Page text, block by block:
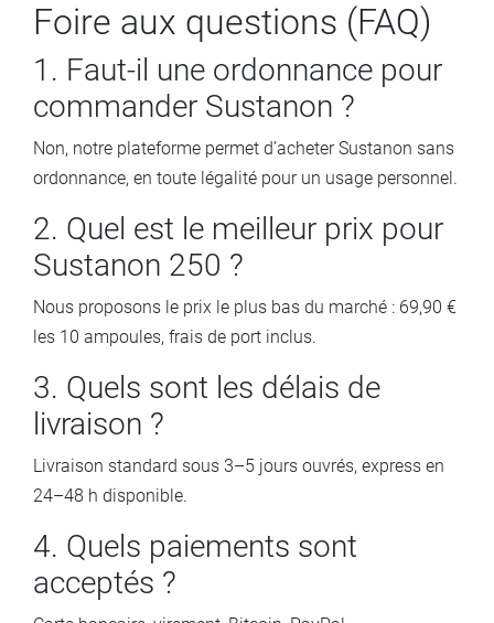
Foire aux questions (FAQ)
1. Faut-il une ordonnance pour
commander Sustanon ?
Non, notre plateforme permet d’acheter Sustanon sans
ordonnance, en toute légalité pour un usage personnel.
2. Quel est le meilleur prix pour
Sustanon 250 ?
Nous proposons le prix le plus bas du marché : 69,90 €
les 10 ampoules, frais de port inclus.
3. Quels sont les délais de
livraison ?
Livraison standard sous 3–5 jours ouvrés, express en
24–48 h disponible.
4. Quels paiements sont
acceptés ?